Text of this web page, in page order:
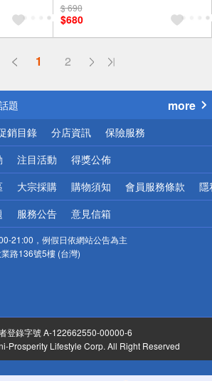
$ 690
$680
1 2
地區配送
告
題
惠
區配送
頁！請小心！
more
銷目錄 分店資訊 保險服務
注目活動 得獎公佈
大宗採購 購物須知 會員服務條款 隱
服務公告 意見信箱
21:00，例假日依網站公告為主
路136號5樓 (台灣)
登錄字號 A-122662550-00000-6
Prosperity Lifestyle Corp. All Right Reserved